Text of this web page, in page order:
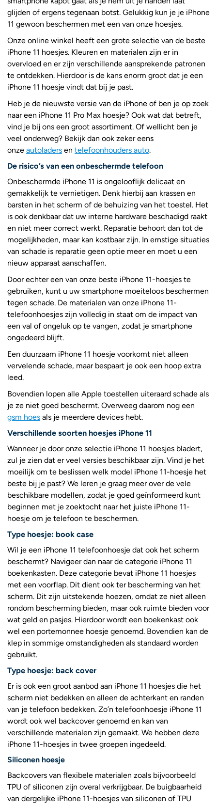
glijden of ergens tegenaan botst. Gelukkig kun je je iPhone
11 gewoon beschermen met een van onze hoesjes.
Onze online winkel heeft een grote selectie van de beste
iPhone 11 hoesjes. Kleuren en materialen zijn er in
overvloed en er zijn verschillende aansprekende patronen
te ontdekken. Hierdoor is de kans enorm groot dat je een
iPhone 11 hoesje vindt dat bij je past.
Heb je de nieuwste versie van de iPhone of ben je op zoek
naar een iPhone 11 Pro Max hoesje? Ook wat dat betreft,
vind je bij ons een groot assortiment. Of wellicht ben je
veel onderweg? Bekijk dan ook zeker eens
onze autoladers en telefoonhouders auto.
De risico’s van een onbeschermde telefoon
Onbeschermde iPhone 11 is ongelooflijk delicaat en
gemakkelijk te vernietigen. Denk hierbij aan krassen en
barsten in het scherm of de behuizing van het toestel. Het
is ook denkbaar dat uw interne hardware beschadigd raakt
en niet meer correct werkt. Reparatie behoort dan tot de
mogelijkheden, maar kan kostbaar zijn. In ernstige situaties
van schade is reparatie geen optie meer en moet u een
nieuw apparaat aanschaffen.
Door echter een van onze beste iPhone 11-hoesjes te
gebruiken, kunt u uw smartphone moeiteloos beschermen
tegen schade. De materialen van onze iPhone 11-
telefoonhoesjes zijn volledig in staat om de impact van
een val of ongeluk op te vangen, zodat je smartphone
ongedeerd blijft.
Een duurzaam iPhone 11 hoesje voorkomt niet alleen
vervelende schade, maar bespaart je ook een hoop extra
leed.
Bovendien lopen alle Apple toestellen uiteraard schade als
je ze niet goed beschermt. Overweeg daarom nog een
gsm hoes als je meerdere devices hebt.
Verschillende soorten hoesjes iPhone 11
Wanneer je door onze selectie iPhone 11 hoesjes bladert,
zul je zien dat er veel versies beschikbaar zijn. Vind je het
moeilijk om te beslissen welk model iPhone 11-hoesje het
beste bij je past? We leren je graag meer over de vele
beschikbare modellen, zodat je goed geïnformeerd kunt
beginnen met je zoektocht naar het juiste iPhone 11-
hoesje om je telefoon te beschermen.
Type hoesje: book case
Wil je een iPhone 11 telefoonhoesje dat ook het scherm
beschermt? Navigeer dan naar de categorie iPhone 11
boekenkasten. Deze categorie bevat iPhone 11 hoesjes
met een voorflap. Dit dient ook ter bescherming van het
scherm. Dit zijn uitstekende hoezen, omdat ze niet alleen
rondom bescherming bieden, maar ook ruimte bieden voor
wat geld en pasjes. Hierdoor wordt een boekenkast ook
wel een portemonnee hoesje genoemd. Bovendien kan de
klep in sommige omstandigheden als standaard worden
gebruikt.
Type hoesje: back cover
Er is ook een groot aanbod aan iPhone 11 hoesjes die het
scherm niet bedekken en alleen de achterkant en randen
van je telefoon bedekken. Zo’n telefoonhoesje iPhone 11
wordt ook wel backcover genoemd en kan van
verschillende materialen zijn gemaakt. We hebben deze
iPhone 11-hoesjes in twee groepen ingedeeld.
Siliconen hoesje
Backcovers van flexibele materialen zoals bijvoorbeeld
TPU of siliconen zijn overal verkrijgbaar. De buigbaarheid
van dergelijke iPhone 11-hoesjes van siliconen of TPU